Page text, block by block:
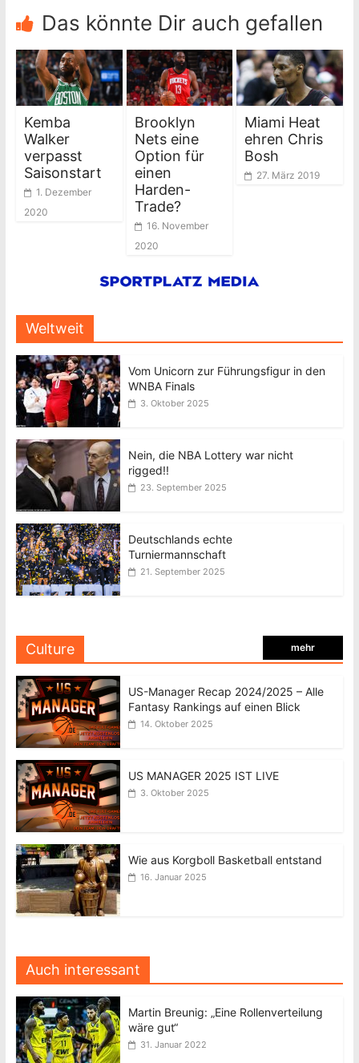
Das könnte Dir auch gefallen
Kemba
Walker
verpasst
Saisonstart
1. Dezember
2020
Brooklyn
Nets eine
Option für
einen
Harden-
Trade?
16. November
2020
Miami Heat
ehren Chris
Bosh
27. März 2019
Weltweit
Vom Unicorn zur Führungsfigur in den
WNBA Finals
3. Oktober 2025
Nein, die NBA Lottery war nicht
rigged!!
23. September 2025
Deutschlands echte
Turniermannschaft
21. September 2025
Culture mehr
US-Manager Recap 2024/2025 – Alle
Fantasy Rankings auf einen Blick
14. Oktober 2025
US MANAGER 2025 IST LIVE
3. Oktober 2025
Wie aus Korgboll Basketball entstand
16. Januar 2025
Auch interessant
Martin Breunig: „Eine Rollenverteilung
wäre gut“
31. Januar 2022